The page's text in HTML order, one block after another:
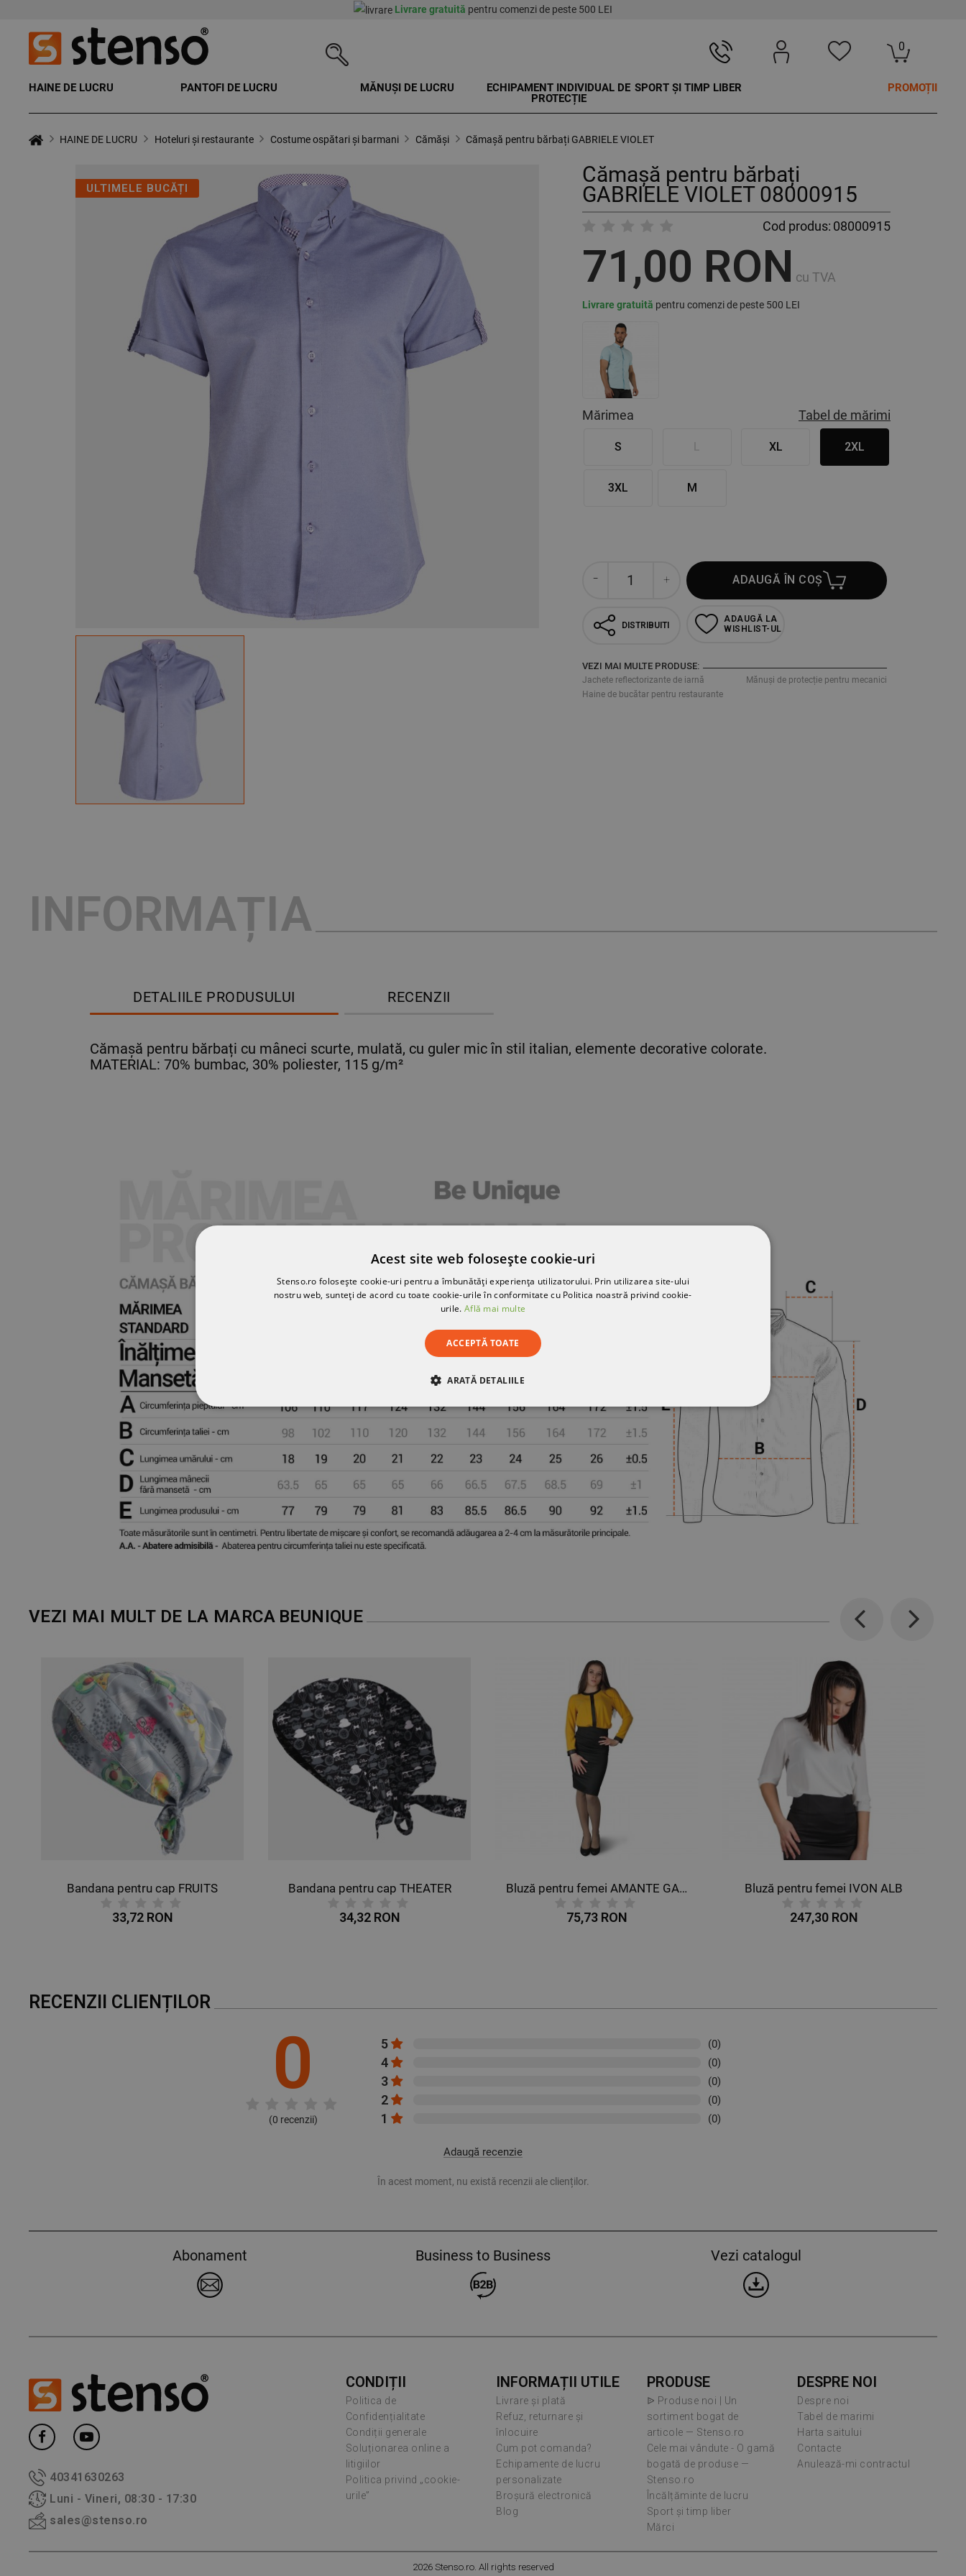
Livrare gratuită pentru comenzi de peste 500 LEI
0
HAINE DE LUCRU PANTOFI DE LUCRU MĂNUȘI DE LUCRU
ECHIPAMENT INDIVIDUAL DE
PROTECȚIE
SPORT ȘI TIMP LIBER PROMOȚII
HAINE DE LUCRU Hoteluri și restaurante Costume ospătari și barmani Cămăși Cămașă pentru bărbați GABRIELE VIOLET
ULTIMELE BUCĂȚI
Cămașă pentru bărbați
GABRIELE VIOLET 08000915
Cod produs: 08000915
71,00 RON cu TVA
Livrare gratuită pentru comenzi de peste 500 LEI
Mărimea Tabel de mărimi
S XL 2XL
3XL M
ADAUGĂ ÎN COȘ
DISTRIBUITI
ADAUGĂ LA
WISHLIST-UL
VEZI MAI MULTE PRODUSE:
Jachete reflectorizante de iarnă
Mănuși de protecție pentru mecanici
Haine de bucătar pentru restaurante
INFORMAȚIA
DETALIILE PRODUSULUI RECENZII
Cămașă pentru bărbați cu mâneci scurte, mulată, cu guler mic în stil italian, elemente decorative colorate.
MATERIAL: 70% bumbac, 30% poliester, 115 g/m²
VEZI MAI MULT DE LA MARCA BEUNIQUE
Previous
Bandana pentru cap FRUITS
33,72 RON
Bandana pentru cap THEATER
34,32 RON
Bluză pentru femei AMANTE GALBEN
75,73 RON
Bluză pentru femei IVON ALB
247,30 RON
Next
RECENZII CLIENȚILOR
0
(0 recenzii)
5 (0)
4 (0)
3 (0)
2 (0)
1 (0)
Adaugă recenzie
În acest moment, nu există recenzii ale clienților.
Abonament Business to Business Vezi catalogul
40341630263
Luni - Vineri, 08:30 - 17:30
sales@stenso.ro
CONDIȚII
Politica de
Confidențialitate
Condiții generale
Soluționarea online a
litigiilor
Politica privind „cookie-
urile”
INFORMAȚII UTILE
Livrare și plată
Refuz, returnare și
înlocuire
Cum pot comanda?
Echipamente de lucru
personalizate
Broșură electronică
Blog
PRODUSE
ᐉ Produse noi | Un
sortiment bogat de
articole — Stenso.ro
Cele mai vândute - O gamă
bogată de produse —
Stenso.ro
Încălțăminte de lucru
Sport și timp liber
Mărci
DESPRE NOI
Despre noi
Tabel de marimi
Harta saitului
Contacte
Anulează-mi contractul
2026 Stenso.ro. All rights reserved
Acest site web folosește cookie-uri
Stenso.ro folosește cookie-uri pentru a îmbunătăți experiența utilizatorului. Prin utilizarea site-ului
nostru web, sunteți de acord cu toate cookie-urile în conformitate cu Politica noastră privind cookie-
urile. Află mai multe
ACCEPTĂ TOATE
ARATĂ DETALIILE
STRICT NECESARE DE PERFORMANȚĂ DE TARGETARE DE FUNCŢIONALITATE